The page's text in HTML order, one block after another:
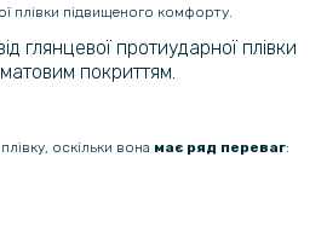
грн
грн
Ring Case для Realme 13+
грн
грн
чохол для Tecno Pova Neo 2
плівки підвищеного комфорту.
глянцевої протиударної плівки
покриттям.
оскільки вона має ряд переваг: